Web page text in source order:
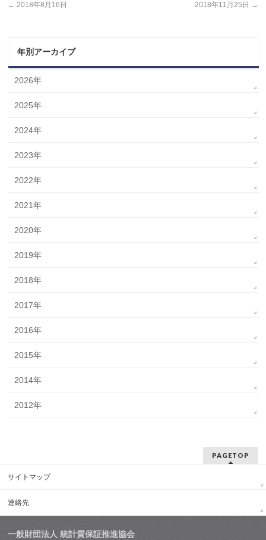
← 2018年8月16日 2018年11月25日 →
年別アーカイブ
2026年
2025年
2024年
2023年
2022年
2021年
2020年
2019年
2018年
2017年
2016年
2015年
2014年
2012年
PAGETOP
サイトマップ
連絡先
一般財団法人 統計質保証推進協会